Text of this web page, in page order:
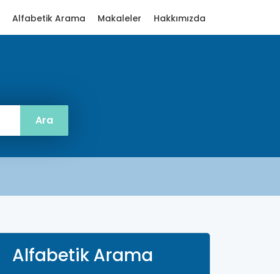
Alfabetik Arama Makaleler Hakkımızda
Alfabetik Arama